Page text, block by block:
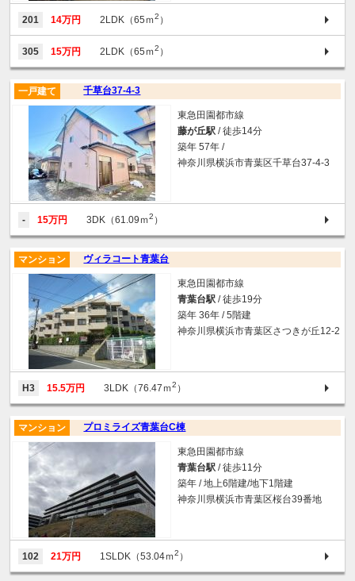
201 14万円 2LDK（65ｍ2 ）
305 15万円 2LDK（65ｍ2 ）
千草台37-4-3
一戸建て
東急田園都市線
藤が丘駅 / 徒歩14分
築年 57年 /
神奈川県横浜市青葉区千草台37-4-3
- 15万円 3DK（61.09ｍ2 ）
ヴィラコート青葉台
マンション
東急田園都市線
青葉台駅 / 徒歩19分
築年 36年 / 5階建
神奈川県横浜市青葉区さつきが丘12-2
H3 15.5万円 3LDK（76.47ｍ2 ）
プロミライズ青葉台C棟
マンション
東急田園都市線
青葉台駅 / 徒歩11分
築年 / 地上6階建/地下1階建
神奈川県横浜市青葉区桜台39番地
102 21万円 1SLDK（53.04ｍ2 ）